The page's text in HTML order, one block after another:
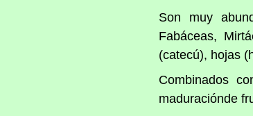
Son muy
Fabáceas,
(catecú), hojas
Combinados
maduraciónde